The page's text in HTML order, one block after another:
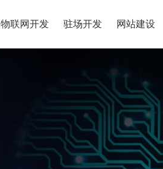
物联网开发 驻场开发 网站建设